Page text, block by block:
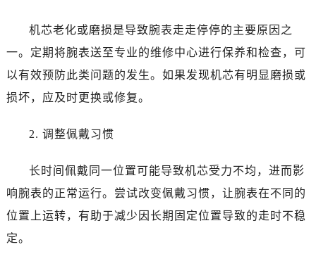
机芯老化或磨损是导致腕表走走停停的主要原因之
一。定期将腕表送至专业的维修中心进行保养和检查，可
以有效预防此类问题的发生。如果发现机芯有明显磨损或
损坏，应及时更换或修复。
2. 调整佩戴习惯
长时间佩戴同一位置可能导致机芯受力不均，进而影
响腕表的正常运行。尝试改变佩戴习惯，让腕表在不同的
位置上运转，有助于减少因长期固定位置导致的走时不稳
定。